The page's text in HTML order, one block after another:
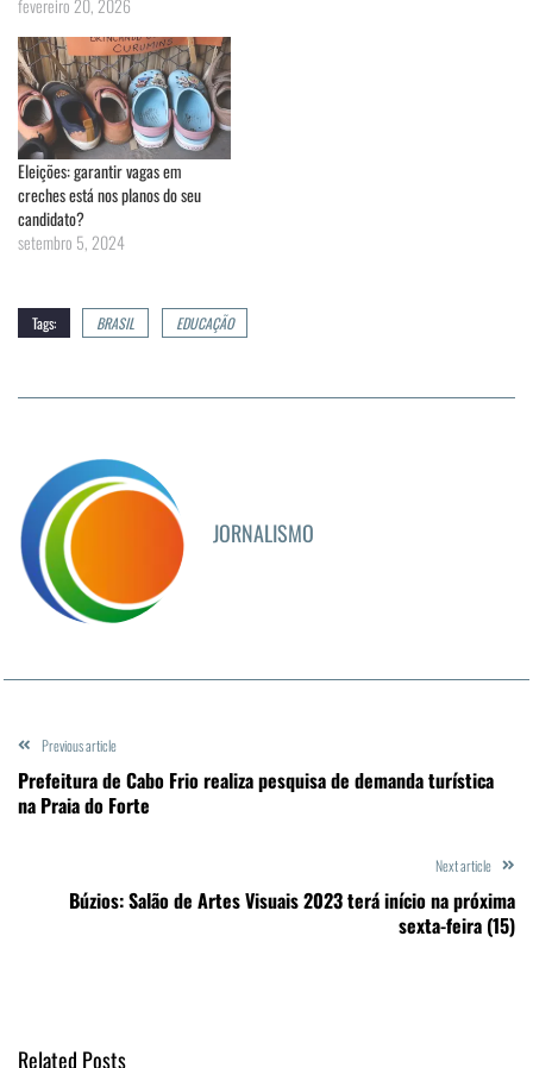
fevereiro 20, 2026
Eleições: garantir vagas em
creches está nos planos do seu
candidato?
setembro 5, 2024
Tags: BRASIL EDUCAÇÃO
JORNALISMO
Previous article
Prefeitura de Cabo Frio realiza pesquisa de demanda turística
na Praia do Forte
Next article
Búzios: Salão de Artes Visuais 2023 terá início na próxima
sexta-feira (15)
Related Posts